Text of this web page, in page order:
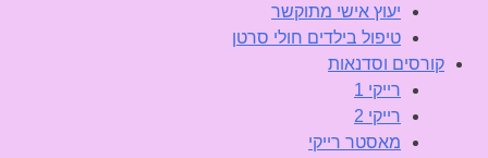
יעוץ אישי מתוקשר
טיפול בילדים חולי סרטן
קורסים וסדנאות
רייקי 1
רייקי 2
מאסטר רייקי